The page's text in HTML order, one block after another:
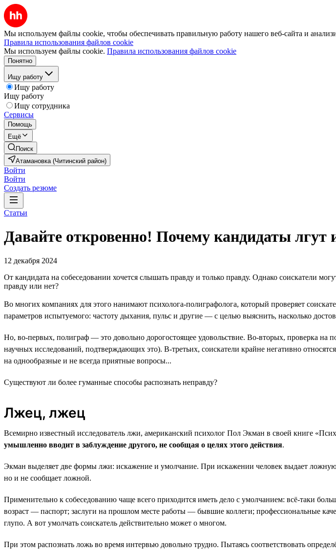
Мы используем файлы cookie, чтобы обеспечивать правильную работу нашего веб-сайта и
Правила использования файлов cookie
Мы используем файлы cookie. Правила использования файлов cookie
Понятно
Ищу работу
Ищу работу
Ищу работу
Ищу сотрудника
Сервисы
Помощь
Ещё
Поиск
Атамановка (Читинский район)
Войти
Войти
Создать резюме
Статьи
Давайте откровенно! Почему кандидаты лгут
12 декабря 2024
От кандидата на собеседовании хочется слышать правду и только правду. Однако соискатели
правду или нет?
Во многих компаниях для этого нанимают психолога-полиграфолога, который проверяет
параметров испытуемого: частоту дыхания, пульс и другие — с целью выяснить, насколько
Но, во-первых, полиграф — это довольно дорогостоящее удовольствие. Во-вторых, проверка на
научных исследований, подтверждающих это). В-третьих, соискатели крайне негативно
на однообразные и не всегда приятные вопросы...
Существуют ли более гуманные способы распознать неправду?
Лжец, лжец
Всемирно известный исследователь лжи, американский психолог Пол Экман в своей книге
умышленно вводит в заблуждение другого, не сообщая о целях этого действия.
Экман выделяет две формы лжи: искажение и умолчание. При искажении человек выдает
но и не сообщает ложной.
Применительно к собеседованию чаще всего приходится иметь дело с умолчанием: всё-таки
возраст — паспорт; заслуги на прошлом месте работы — бывшие коллеги; профессиональные
глупо. А вот умолчать соискатель действительно может о многом.
При этом распознать ложь во время интервью довольно трудно. Пытаясь соответствовать